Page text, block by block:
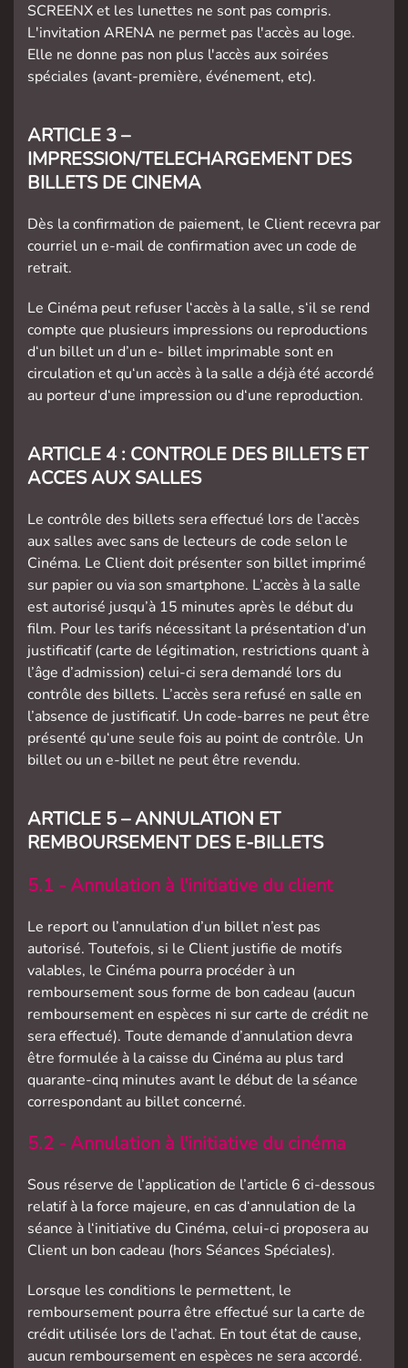
SCREENX et les lunettes ne sont pas compris.
L'invitation ARENA ne permet pas l'accès au loge.
Elle ne donne pas non plus l'accès aux soirées
spéciales (avant-première, événement, etc).
ARTICLE 3 –
IMPRESSION/TELECHARGEMENT DES
BILLETS DE CINEMA
Dès la confirmation de paiement, le Client recevra par
courriel un e-mail de confirmation avec un code de
retrait.
Le Cinéma peut refuser l‘accès à la salle, s‘il se rend
compte que plusieurs impressions ou reproductions
d‘un billet un d’un e- billet imprimable sont en
circulation et qu‘un accès à la salle a déjà été accordé
au porteur d‘une impression ou d‘une reproduction.
ARTICLE 4 : CONTROLE DES BILLETS ET
ACCES AUX SALLES
Le contrôle des billets sera effectué lors de l’accès
aux salles avec sans de lecteurs de code selon le
Cinéma. Le Client doit présenter son billet imprimé
sur papier ou via son smartphone. L’accès à la salle
est autorisé jusqu’à 15 minutes après le début du
film. Pour les tarifs nécessitant la présentation d’un
justificatif (carte de légitimation, restrictions quant à
l’âge d’admission) celui-ci sera demandé lors du
contrôle des billets. L’accès sera refusé en salle en
l’absence de justificatif. Un code-barres ne peut être
présenté qu‘une seule fois au point de contrôle. Un
billet ou un e-billet ne peut être revendu.
ARTICLE 5 – ANNULATION ET
REMBOURSEMENT DES E-BILLETS
5.1 - Annulation à l'initiative du client
Le report ou l’annulation d’un billet n’est pas
autorisé. Toutefois, si le Client justifie de motifs
valables, le Cinéma pourra procéder à un
remboursement sous forme de bon cadeau (aucun
remboursement en espèces ni sur carte de crédit ne
sera effectué). Toute demande d’annulation devra
être formulée à la caisse du Cinéma au plus tard
quarante-cinq minutes avant le début de la séance
correspondant au billet concerné.
5.2 - Annulation à l'initiative du cinéma
Sous réserve de l’application de l’article 6 ci-dessous
relatif à la force majeure, en cas d‘annulation de la
séance à l‘initiative du Cinéma, celui-ci proposera au
Client un bon cadeau (hors Séances Spéciales).
Lorsque les conditions le permettent, le
remboursement pourra être effectué sur la carte de
crédit utilisée lors de l’achat. En tout état de cause,
aucun remboursement en espèces ne sera accordé.